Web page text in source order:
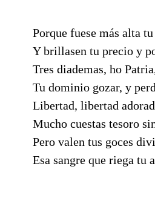
Porque fuese más alta
Y brillasen tu precio y
Tres diademas, ho
Tu dominio gozar, y
Libertad, libertad
Mucho cuestas tesoro
Pero valen tus goces
Esa sangre que riega tu